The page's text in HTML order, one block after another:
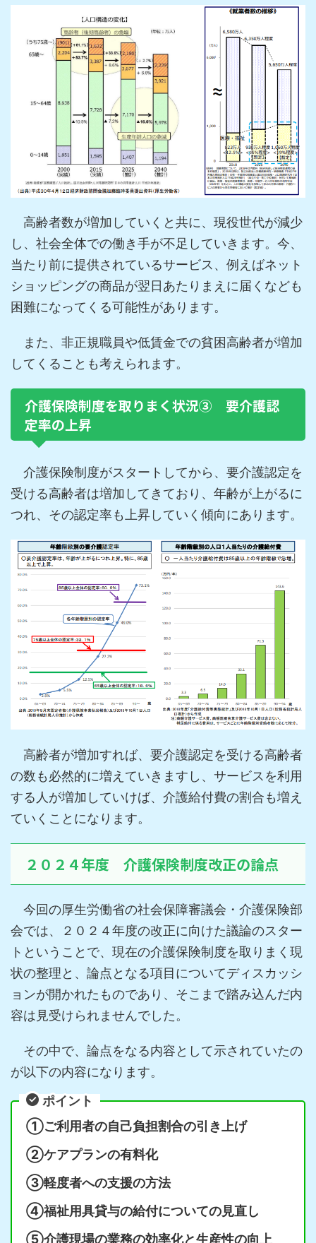
高齢者数が増加していくと共に、現役世代が減少
し、社会全体での働き手が不足していきます。今、
当たり前に提供されているサービス、例えばネット
ショッピングの商品が翌日あたりまえに届くなども
困難になってくる可能性があります。
また、非正規職員や低賃金での貧困高齢者が増加
してくることも考えられます。
介護保険制度を取りまく状況③ 要介護認
定率の上昇
介護保険制度がスタートしてから、要介護認定を
受ける高齢者は増加してきており、年齢が上がるに
つれ、その認定率も上昇していく傾向にあります。
高齢者が増加すれば、要介護認定を受ける高齢者
の数も必然的に増えていきますし、サービスを利用
する人が増加していけば、介護給付費の割合も増え
ていくことになります。
２０２４年度 介護保険制度改正の論点
今回の厚生労働省の社会保障審議会・介護保険部
会では、２０２４年度の改正に向けた議論のスター
トということで、現在の介護保険制度を取りまく現
状の整理と、論点となる項目についてディスカッシ
ョンが開かれたものであり、そこまで踏み込んだ内
容は見受けられませんでした。
その中で、論点をなる内容として示されていたの
が以下の内容になります。
ポイント
①ご利用者の自己負担割合の引き上げ
②ケアプランの有料化
③軽度者への支援の方法
④福祉用具貸与の給付についての見直し
⑤介護現場の業務の効率化と生産性の向上